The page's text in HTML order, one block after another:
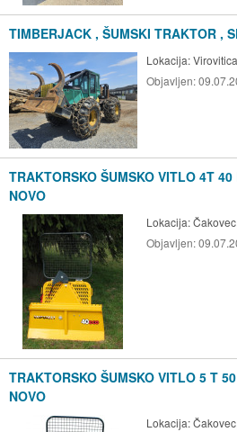
TIMBERJACK , ŠUMSKI TRAKTOR ,
Lokacija:
Objavljen:
TRAKTORSKO ŠUMSKO VITLO 4T 40
NOVO
Lokacija:
Objavljen:
TRAKTORSKO ŠUMSKO VITLO 5 T
NOVO
Lokacija: